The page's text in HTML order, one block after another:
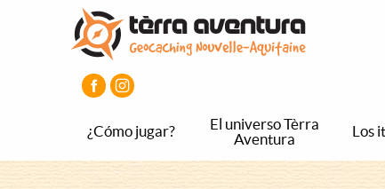
¿Cómo jugar?
El universo Tèrra
Aventura
Los